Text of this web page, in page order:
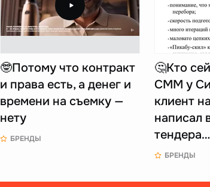
🤓Потому что контракт
и права есть, а денег и
времени на съемку —
нету
БРЕНДЫ
🤔Кто
СММ у
клиент
написал
тендера…
БРЕНДЫ